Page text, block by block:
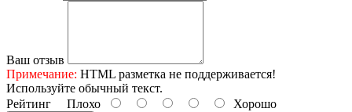
Ваш отзыв
Примечание: HTML разметка не поддерживается!
Используйте обычный текст.
Рейтинг Плохо Хорошо